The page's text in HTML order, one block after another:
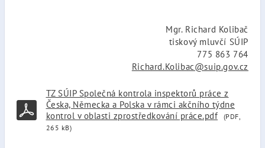
Mgr. Richard Kolibač
tiskový mluvčí SÚIP
775 863 764
Richard.Kolibac@suip.gov.cz
TZ SÚIP Společná kontrola inspektorů práce z
Česka, Německa a Polska v rámci akčního týdne
kontrol v oblasti zprostředkování práce.pdf
(PDF,
265 kB)